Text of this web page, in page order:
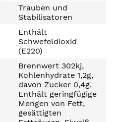
Trauben und
Stabilisatoren
Enthält
Schwefeldioxid
(E220)
Brennwert 302kj,
Kohlenhydrate 1,2g,
davon Zucker 0,4g.
Enthält geringfügige
Mengen von Fett,
gesättigten